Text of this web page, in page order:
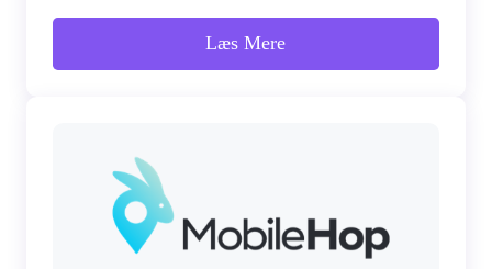
Læs Mere